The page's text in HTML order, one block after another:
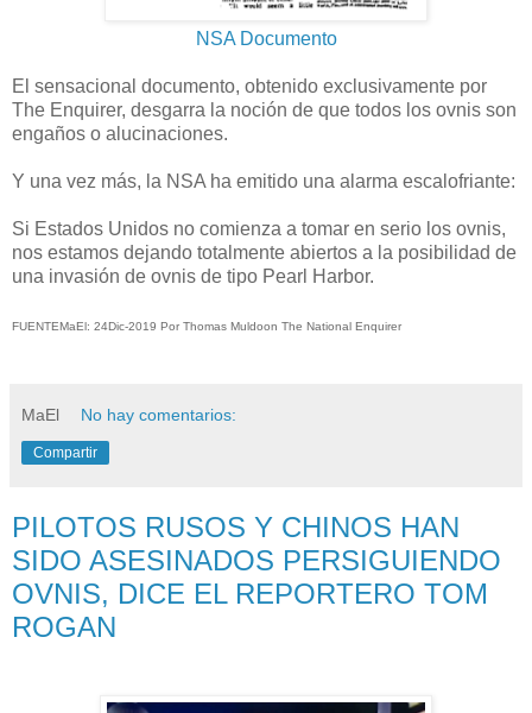
NSA Documento
El sensacional documento, obtenido exclusivamente por
The Enquirer, desgarra la noción de que todos los ovnis son
engaños o alucinaciones.
Y una vez más, la NSA ha emitido una alarma escalofriante:
Si Estados Unidos no comienza a tomar en serio los ovnis,
nos estamos dejando totalmente abiertos a la posibilidad de
una invasión de ovnis de tipo Pearl Harbor.
FUENTEMaEl: 24Dic-2019 Por Thomas Muldoon The National Enquirer
MaEl No hay comentarios:
Compartir
PILOTOS RUSOS Y CHINOS HAN
SIDO ASESINADOS PERSIGUIENDO
OVNIS, DICE EL REPORTERO TOM
ROGAN